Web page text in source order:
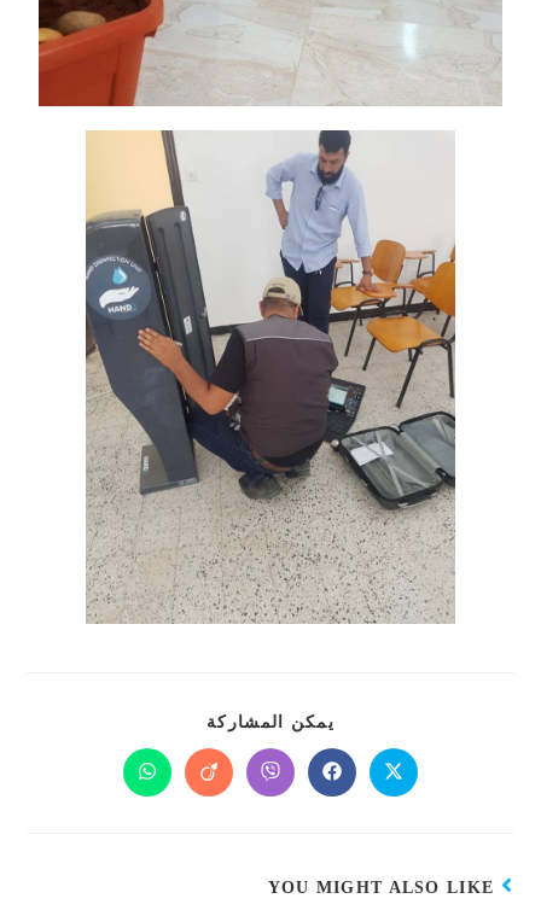
يمكن المشاركة
YOU MIGHT ALSO LIKE